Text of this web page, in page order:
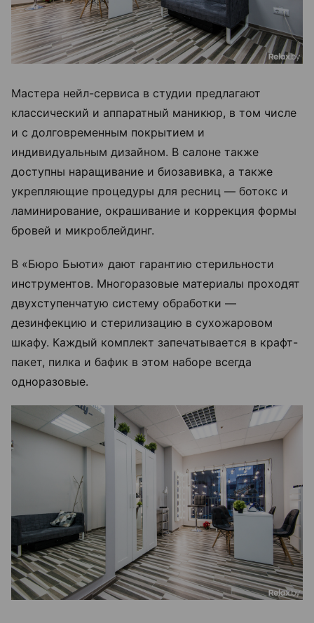
Мастера нейл-сервиса в студии предлагают
классический и аппаратный маникюр, в том числе
и с долговременным покрытием и
индивидуальным дизайном. В салоне также
доступны наращивание и биозавивка, а также
укрепляющие процедуры для ресниц — ботокс и
ламинирование, окрашивание и коррекция формы
бровей и микроблейдинг.
В «Бюро Бьюти» дают гарантию стерильности
инструментов. Многоразовые материалы проходят
двухступенчатую систему обработки —
дезинфекцию и стерилизацию в сухожаровом
шкафу. Каждый комплект запечатывается в крафт-
пакет, пилка и бафик в этом наборе всегда
одноразовые.